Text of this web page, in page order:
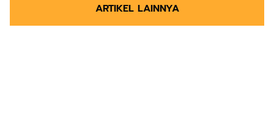
ARTIKEL LAINNYA